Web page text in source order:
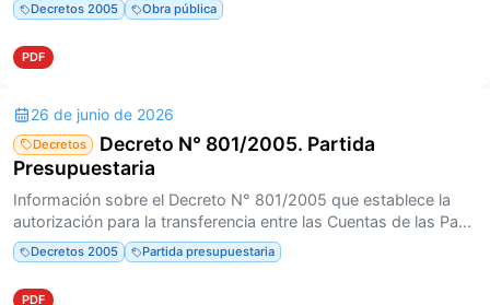
Decretos 2005 Obra pública
PDF
26 de junio de 2026
Decretos
Decreto N° 801/2005. Partida
Presupuestaria
Información sobre el Decreto N° 801/2005 que establece la
autorización para la transferencia entre las Cuentas de las Pa...
Decretos 2005 Partida presupuestaria
PDF